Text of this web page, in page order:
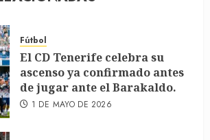
Fútbol
El CD Tenerife celebra su
ascenso ya confirmado antes
de jugar ante el Barakaldo.
1 DE MAYO DE 2026